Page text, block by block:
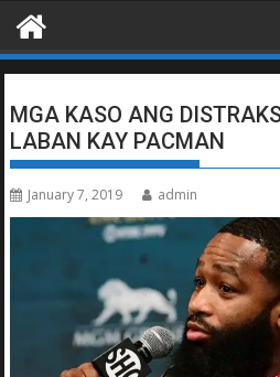
MGA KASO ANG
LABAN KAY PACMAN
January 7, 2019 admin